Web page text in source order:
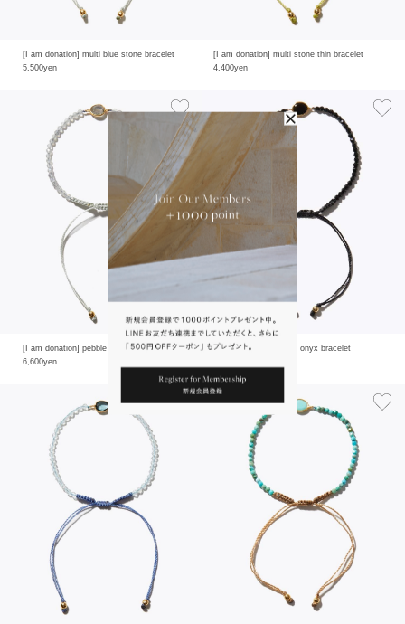
[I am donation] multi blue stone bracelet
5,500yen
[I am donation] multi stone thin bracelet
4,400yen
[I am donation] pebble labradorite bracelet
6,600yen
[I am donation] pebble onyx bracelet